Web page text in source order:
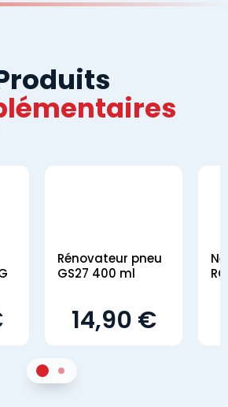
Rénovateur pneu
GS27 400 ml
14,90 €
Sur 22Sur 2